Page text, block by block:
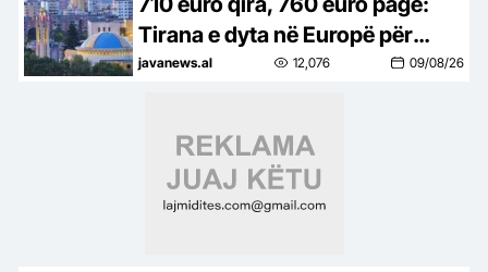
Tirana e dyta në Europë për
barrën e strehimit
javanews.al 12,076 09/08/26